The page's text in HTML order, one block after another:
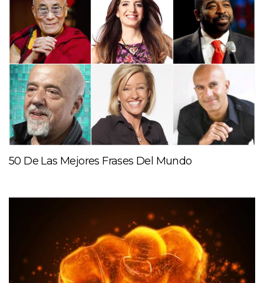
50 De Las Mejores Frases Del Mundo